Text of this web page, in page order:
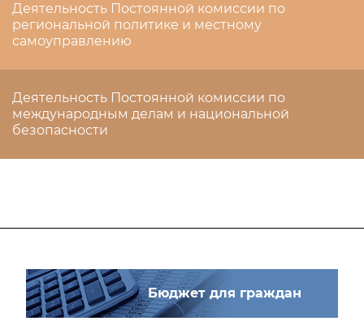
Деятельность Постоянной комиссии по
региональной политике и местному
самоуправлению
Деятельность Постоянной комиссии по
международным делам и национальной
безопасности
Бюджет для граждан